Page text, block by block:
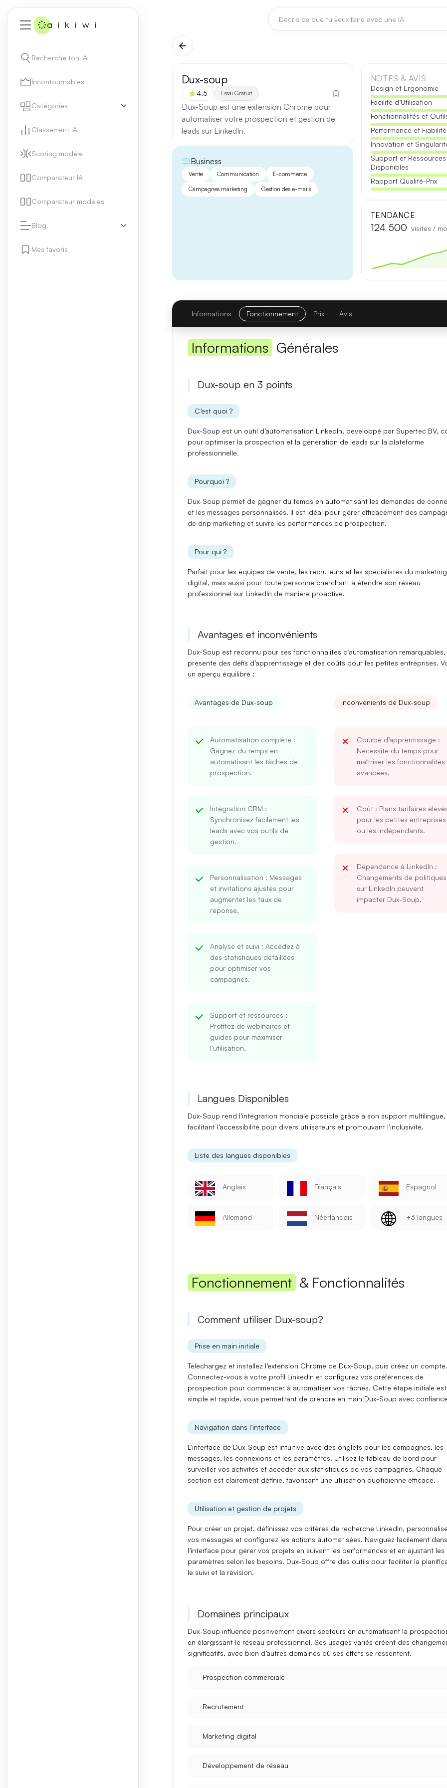
Recherche ton IA
Incontournables
Catégories
Classement IA
Scoring modèle
Comparateur IA
Comparateur modèles
Blog
Mes favoris
Se connecter
Se connecter
Se souvenir de moi Mot de passe oublié ?
[TEST] Claude Opus 4.8 : ce qui change
5 août 2026
Anthropic met à jour Claude Opus le 2 août 2026. Cette
fiabilité des réponses longues et la vitesse de première réponse.
Ce qui change
Contexte étendu— les documents longs sont traités d’un
— latence réduite sur les requêtes courtes.
Comparatif avec la version précédente
Latence 1re réponse
Contexte maximal
[TEST] Midjourney V8 : ce qui change
5 juillet 2026
Dux-soup
4.5 Essai Gratuit
Dux-Soup est une extension Chrome pour
automatiser votre prospection et gestion de
leads sur LinkedIn.
Business
Vente Communication
E-commerce
Campagnes marketing
Gestion des e-mails
NOTES & AVIS
Design et Ergonomie
Facilité d’Utilisation
Fonctionnalités et
Performance et Fiabilité
Innovation et
Support et Ressources
Disponibles
Rapport Qualité-Prix
TENDANCE
124 500 visites /
Informations Fonctionnement Prix Avis
Informations Générales
Dux-soup en 3 points
C’est quoi ?
Dux-Soup est un outil d’automatisation LinkedIn, développé par Supertec BV,
pour optimiser la prospection et la génération de leads sur la plateforme
professionnelle.
Pourquoi ?
Dux-Soup permet de gagner du temps en automatisant les demandes de
et les messages personnalisés. Il est idéal pour gérer efficacement des
de drip marketing et suivre les performances de prospection.
Pour qui ?
Parfait pour les équipes de vente, les recruteurs et les spécialistes du marketing
digital, mais aussi pour toute personne cherchant à étendre son réseau
professionnel sur LinkedIn de manière proactive.
Avantages et inconvénients
Dux-Soup est reconnu pour ses fonctionnalités d’automatisation remarquables,
présente des défis d’apprentissage et des coûts pour les petites entreprises.
un aperçu équilibré :
Avantages de Dux-soup
Automatisation complète :
Gagnez du temps en
automatisant les tâches de
prospection.
Intégration CRM :
Synchronisez facilement les
leads avec vos outils de
gestion.
Personnalisation : Messages
et invitations ajustés pour
augmenter les taux de
réponse.
Analyse et suivi : Accédez à
des statistiques détaillées
pour optimiser vos
campagnes.
Support et ressources :
Profitez de webinaires et
guides pour maximiser
l’utilisation.
Inconvénients de Dux-soup
Courbe d’apprentissage :
Nécessite du temps pour
maîtriser les fonctionnalités
avancées.
Coût: Plans tarifaires
pour les petites entreprises
ou les indépendants.
Dépendance à LinkedIn :
Changements de politiques
sur LinkedIn peuvent
impacter Dux-Soup.
Langues Disponibles
Dux-Soup rend l’intégration mondiale possible grâce à son support multilingue,
facilitant l’accessibilité pour divers utilisateurs et promouvant l’inclusivité.
Liste des langues disponibles
Anglais Français Espagnol
Allemand Néerlandais +3 langues
Fonctionnement & Fonctionnalités
Comment utiliser Dux-soup?
Prise en main initiale
Téléchargez et installez l’extension Chrome de Dux-Soup, puis créez un compte.
Connectez-vous à votre profil LinkedIn et configurez vos préférences de
prospection pour commencer à automatiser vos tâches. Cette étape initiale est
simple et rapide, vous permettant de prendre en main Dux-Soup avec
Navigation dans l’interface
L’interface de Dux-Soup est intuitive avec des onglets pour les campagnes, les
messages, les connexions et les paramètres. Utilisez le tableau de bord pour
surveiller vos activités et accéder aux statistiques de vos campagnes. Chaque
section est clairement définie, favorisant une utilisation quotidienne efficace.
Utilisation et gestion de projets
Pour créer un projet, définissez vos critères de recherche LinkedIn,
vos messages et configurez les actions automatisées. Naviguez facilement dans
l’interface pour gérer vos projets en suivant les performances et en ajustant les
paramètres selon les besoins. Dux-Soup offre des outils pour faciliter la
le suivi et la révision.
Domaines principaux
Dux-Soup influence positivement divers secteurs en automatisant la
en élargissant le réseau professionnel. Ses usages variés créent des
significatifs, avec bien d’autres domaines où ses effets se ressentent.
Prospection commerciale
Recrutement
Marketing digital
Développement de réseau